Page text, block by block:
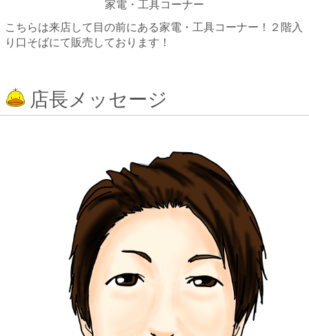
家電・工具コーナー
こちらは来店して目の前にある家電・工具コーナー！２階入
り口そばにて販売しております！
店長メッセージ